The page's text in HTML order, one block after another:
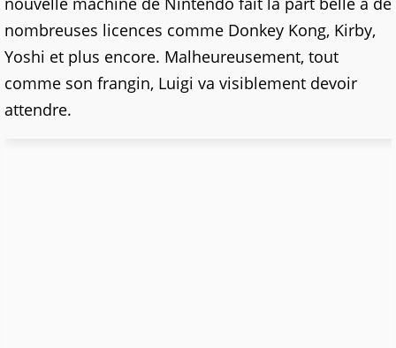
nombreuses licences comme Donkey Kong, Kirby,
Yoshi et plus encore. Malheureusement, tout
comme son frangin, Luigi va visiblement devoir
attendre.